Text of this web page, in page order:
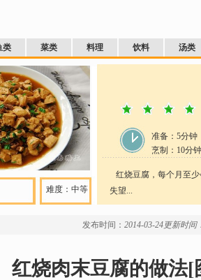
类 菜类 料理 饮料 汤类
难度：中等
准备： 5分钟
烹制： 10分钟
红烧豆腐，每个月至
失望...
发布时间： 2014-03-24更新时间
红烧肉末豆腐的做法[